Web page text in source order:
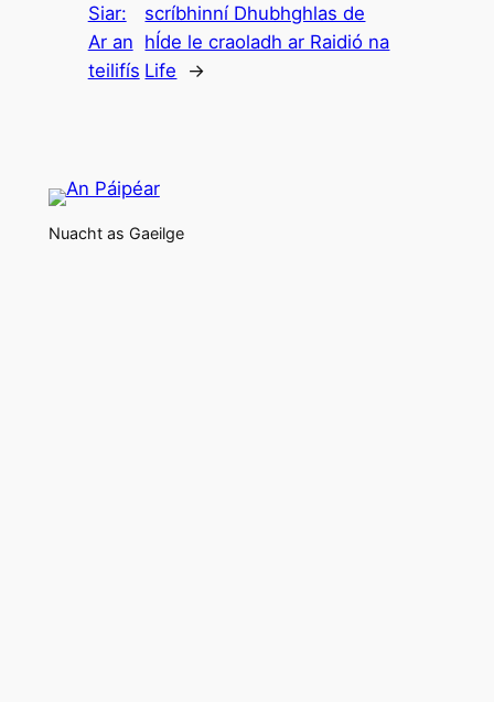
Siar:
Ar an
teilifís
scríbhinní Dhubhghlas de
hÍde le craoladh ar Raidió na
Life
→
Nuacht as Gaeilge